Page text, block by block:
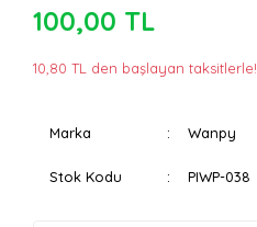
100,00 TL
10,80 TL den başlayan taksitlerle!
Marka Wanpy
Stok Kodu PIWP-038